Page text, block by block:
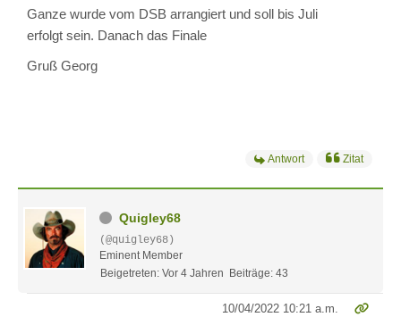
Ganze wurde vom DSB arrangiert und soll bis Juli
erfolgt sein. Danach das Finale
Gruß Georg
Antwort Zitat
Quigley68
(@quigley68)
Eminent Member
Beigetreten: Vor 4 Jahren
Beiträge: 43
10/04/2022 10:21 a.m.